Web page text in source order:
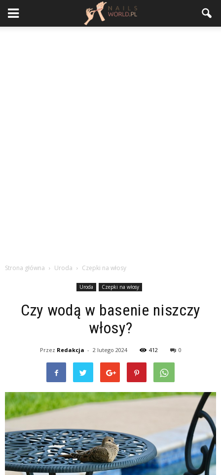
Strona główna Uroda Czepki na włosy
Uroda Czepki na włosy
Czy wodą w basenie niszczy
włosy?
Przez Redakcja - 2 lutego 2024 412 0